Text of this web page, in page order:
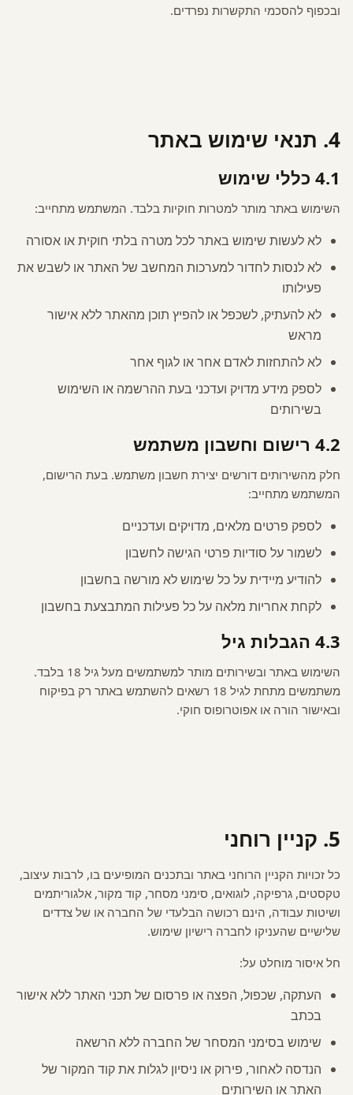
ובכפוף להסכמי התקשרות נפרדים.
4. תנאי שימוש באתר
4.1 כללי שימוש
השימוש באתר מותר למטרות חוקיות בלבד. המשתמש מתחייב:
לא לעשות שימוש באתר לכל מטרה בלתי חוקית או אסורה
לא לנסות לחדור למערכות המחשב של האתר או לשבש את
פעילותו
לא להעתיק, לשכפל או להפיץ תוכן מהאתר ללא אישור
מראש
לא להתחזות לאדם אחר או לגוף אחר
לספק מידע מדויק ועדכני בעת ההרשמה או השימוש
בשירותים
4.2 רישום וחשבון משתמש
חלק מהשירותים דורשים יצירת חשבון משתמש. בעת הרישום,
המשתמש מתחייב:
לספק פרטים מלאים, מדויקים ועדכניים
לשמור על סודיות פרטי הגישה לחשבון
להודיע מיידית על כל שימוש לא מורשה בחשבון
לקחת אחריות מלאה על כל פעילות המתבצעת בחשבון
4.3 הגבלות גיל
השימוש באתר ובשירותים מותר למשתמשים מעל גיל 18 בלבד.
משתמשים מתחת לגיל 18 רשאים להשתמש באתר רק בפיקוח
ובאישור הורה או אפוטרופוס חוקי.
5. קניין רוחני
כל זכויות הקניין הרוחני באתר ובתכנים המופיעים בו, לרבות עיצוב,
טקסטים, גרפיקה, לוגואים, סימני מסחר, קוד מקור, אלגוריתמים
ושיטות עבודה, הינם רכושה הבלעדי של החברה או של צדדים
שלישיים שהעניקו לחברה רישיון שימוש.
חל איסור מוחלט על:
העתקה, שכפול, הפצה או פרסום של תכני האתר ללא אישור
בכתב
שימוש בסימני המסחר של החברה ללא הרשאה
הנדסה לאחור, פירוק או ניסיון לגלות את קוד המקור של
האתר או השירותים